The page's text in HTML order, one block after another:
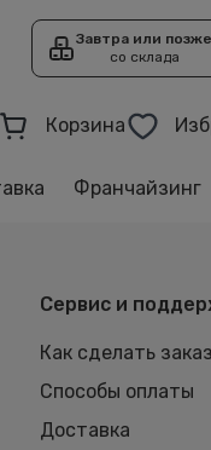
Завтра или позже
со склада
Корзина
Франчайзинг
Сервис и
Как сделать заказ
Способы оплаты
Доставка